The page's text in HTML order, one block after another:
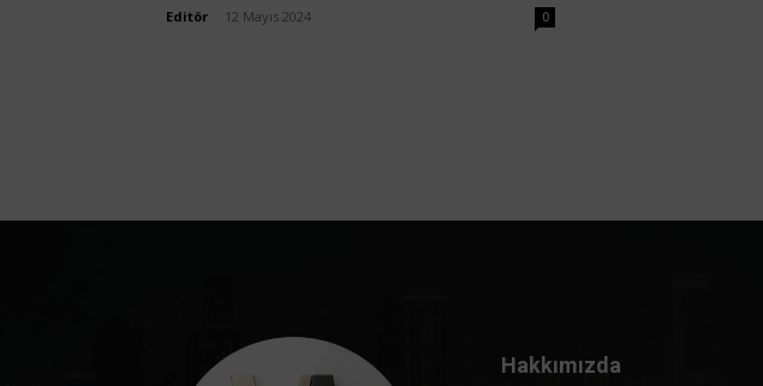
Editör 12 Mayıs 2024 0
Hakkımızda